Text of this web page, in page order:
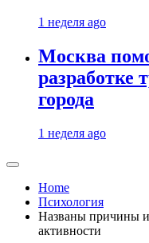
1 неделя ago
Москва
разработке
города
1 неделя ago
Home
Психология
Названы причины и
активности